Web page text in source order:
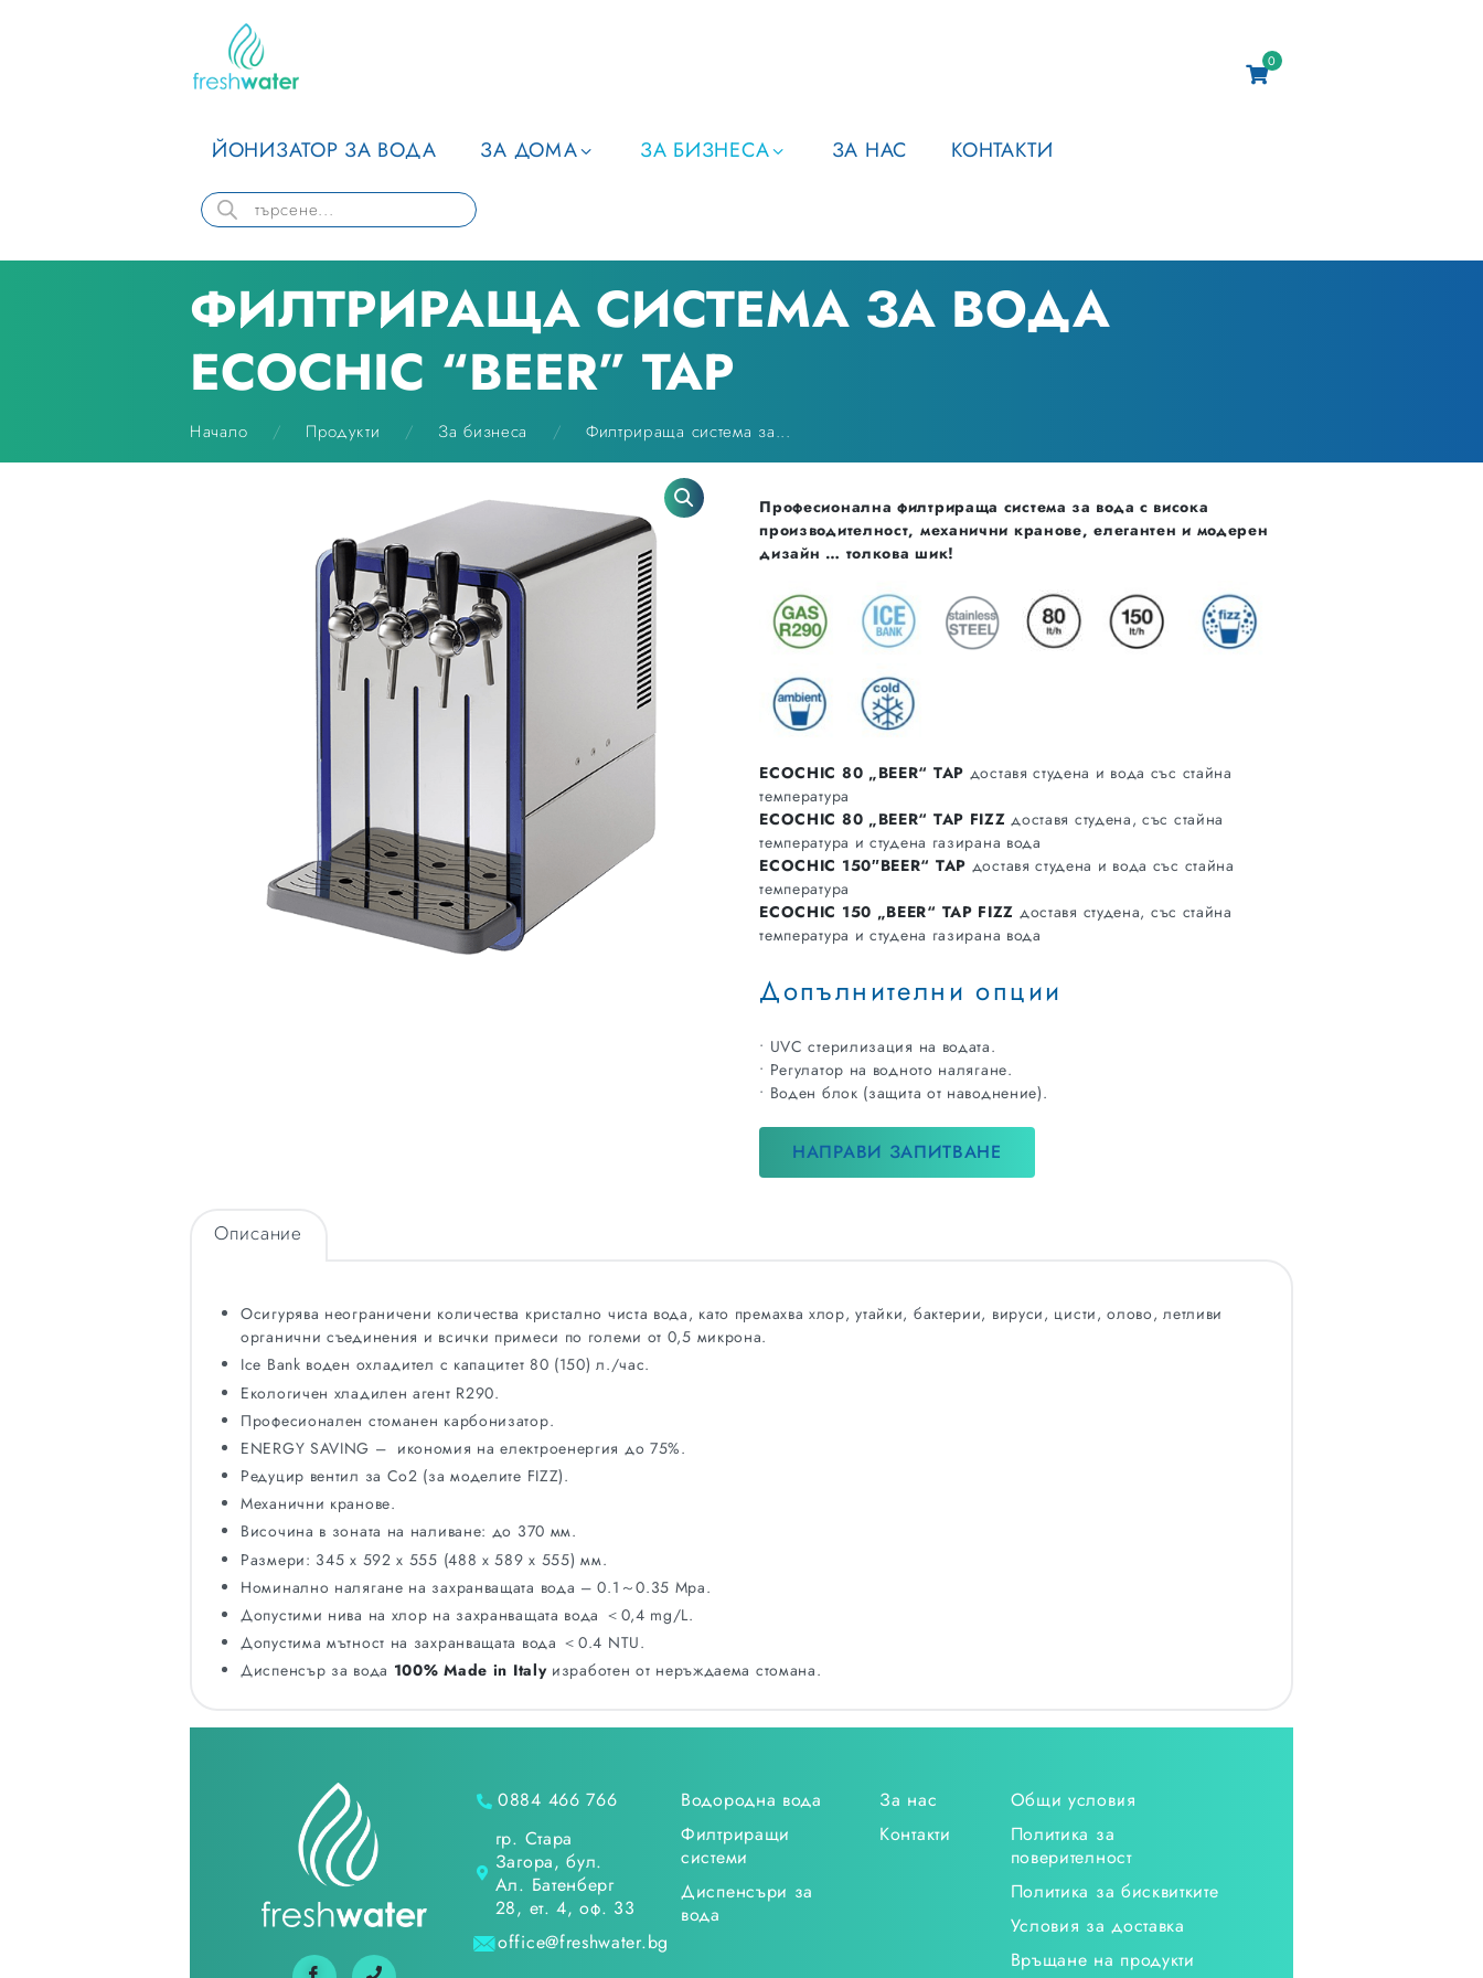
0
ЙОНИЗАТОР ЗА ВОДА ЗА ДОМА ЗА БИЗНЕСА ЗА НАС КОНТАКТИ
ФИЛТРИРАЩА СИСТЕМА ЗА ВОДА
ECOCHIC “BEER” TAP
Начало Продукти За бизнеса Филтрираща система за...
Професионална филтрираща система за вода с висока
производителност, механични кранове, елегантен и модерен
дизайн … толкова шик!
ECOCHIC 80 „BEER“ TAP доставя студена и вода със стайна
температура
ECOCHIC 80 „BEER“ TAP FIZZ доставя студена, със стайна
температура и студена газирана вода
ECOCHIC 150″BEER“ TAP доставя студена и вода със стайна
температура
ECOCHIC 150 „BEER“ TAP FIZZ доставя студена, със стайна
температура и студена газирана вода
Допълнителни опции
• UVC стерилизация на водата.
• Регулатор на водното налягане.
• Воден блок (защита от наводнение).
НАПРАВИ ЗАПИТВАНЕ
Описание
Осигурява неограничени количества кристално чиста вода, като премахва хлор, утайки, бактерии, вируси, цисти, олово, летливи
органични съединения и всички примеси по големи от 0,5 микрона.
Ice Bank воден охладител с капацитет 80 (150) л./час.
Екологичен хладилен агент R290.
Професионален стоманен карбонизатор.
ENERGY SAVING – икономия на електроенергия до 75%.
Редуцир вентил за Co2 (за моделите FIZZ).
Механични кранове.
Височина в зоната на наливане: до 370 мм.
Размери: 345 x 592 x 555 (488 x 589 x 555) мм.
Номинално налягане на захранващата вода – 0.1～0.35 Mpa.
Допустими нива на хлор на захранващата вода ＜0,4 mg/L.
Допустима мътност на захранващата вода ＜0.4 NTU.
Диспенсър за вода 100% Made in Italy изработен от неръждаема стомана.
0884 466 766
гр. Стара
Загора, бул.
Ал. Батенберг
28, ет. 4, оф. 33
office@freshwater.bg
Водородна вода
Филтриращи
системи
Диспенсъри за
вода
За нас
Контакти
Общи условия
Политика за
поверителност
Политика за бисквитките
Условия за доставка
Връщане на продукти